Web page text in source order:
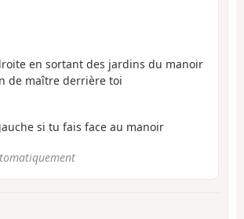
en sortant des jardins du manoir
de maître derrière toi
si tu fais face au manoir